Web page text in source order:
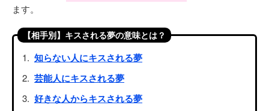
ます。
【相手別】キスされる夢の意味とは？
知らない人にキスされる夢
芸能人にキスされる夢
好きな人からキスされる夢